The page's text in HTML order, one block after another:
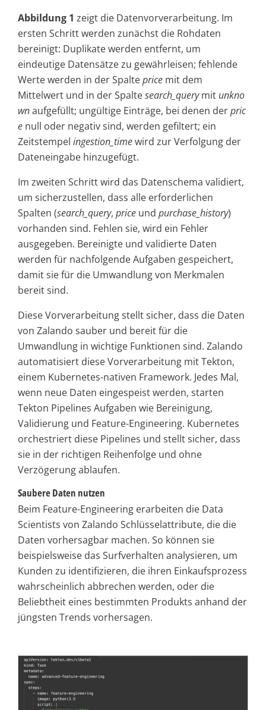
Abbildung 1 zeigt die Datenvorverarbeitung. Im
ersten Schritt werden zunächst die Rohdaten
bereinigt: Duplikate werden entfernt, um
eindeutige Datensätze zu gewährleisen; fehlende
Werte werden in der Spalteprice mit dem
Mittelwert und in der Spaltesearch_querymit unkno
wnaufgefüllt; ungültige Einträge, bei denen derpric
e null oder negativ sind, werden gefiltert; ein
Zeitstempel ingestion_timewird zur Verfolgung der
Dateneingabe hinzugefügt.
Im zweiten Schritt wird das Datenschema validiert,
um sicherzustellen, dass alle erforderlichen
Spalten (search_query, price und purchase_history)
vorhanden sind. Fehlen sie, wird ein Fehler
ausgegeben. Bereinigte und validierte Daten
werden für nachfolgende Aufgaben gespeichert,
damit sie für die Umwandlung von Merkmalen
bereit sind.
Diese Vorverarbeitung stellt sicher, dass die Daten
von Zalando sauber und bereit für die
Umwandlung in wichtige Funktionen sind. Zalando
automatisiert diese Vorverarbeitung mit Tekton,
einem Kubernetes-nativen Framework. Jedes Mal,
wenn neue Daten eingespeist werden, starten
Tekton Pipelines Aufgaben wie Bereinigung,
Validierung und Feature-Engineering. Kubernetes
orchestriert diese Pipelines und stellt sicher, dass
sie in der richtigen Reihenfolge und ohne
Verzögerung ablaufen.
Saubere Daten nutzen
Beim Feature-Engineering erarbeiten die Data
Scientists von Zalando Schlüsselattribute, die die
Daten vorhersagbar machen. So können sie
beispielsweise das Surfverhalten analysieren, um
Kunden zu identifizieren, die ihren Einkaufsprozess
wahrscheinlich abbrechen werden, oder die
Beliebtheit eines bestimmten Produkts anhand der
jüngsten Trends vorhersagen.